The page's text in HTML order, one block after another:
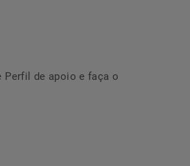
de apoio e faça o